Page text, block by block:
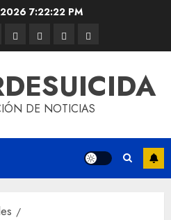
7:22:22 PM
DE NOTICIAS